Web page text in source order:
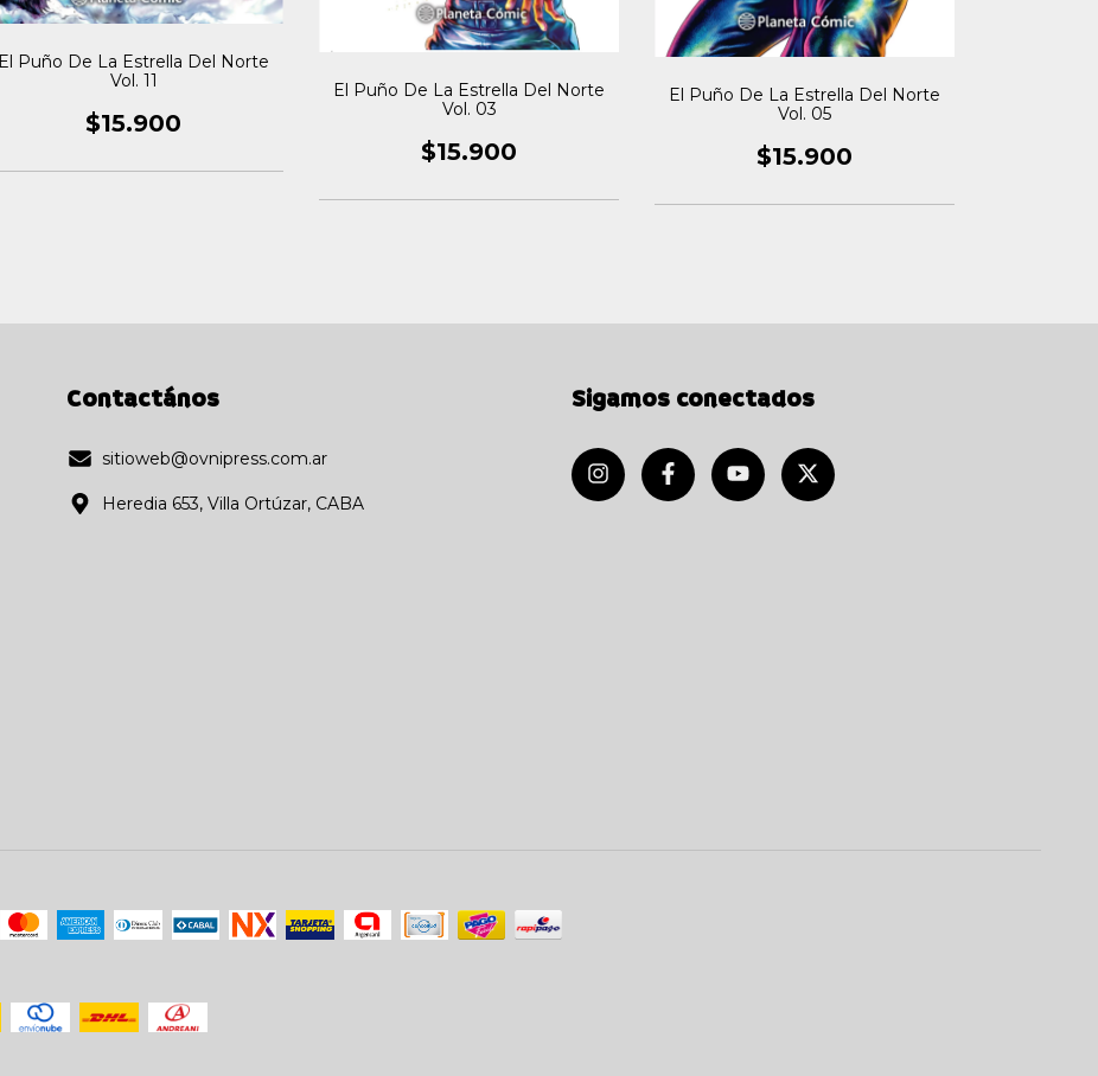
El Puño De La Estrella Del Norte
Vol. 11
$15.900
El Puño De La Estrella Del Norte
Vol. 03
$15.900
El Puño De La Estrella Del Norte
Vol. 05
$15.900
Contactános
sitioweb@ovnipress.com.ar
Heredia 653, Villa Ortúzar, CABA
Sigamos conectados